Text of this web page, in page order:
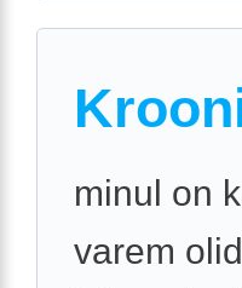
minul on
varem